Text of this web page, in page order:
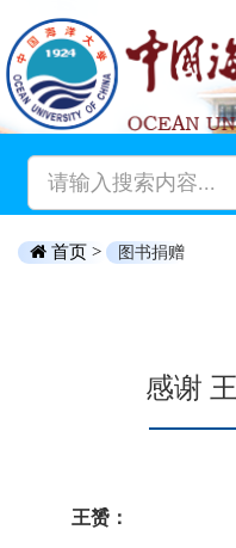
首页 > 图书捐赠
感谢
王赟：